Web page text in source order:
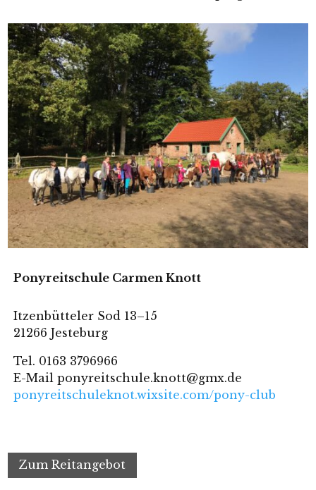
Ponyreitschule Carmen Knott
Itzenbütteler Sod 13–15
21266 Jesteburg
Tel. 0163 3796966
E-Mail ponyreitschule.knott@gmx.de
ponyreitschuleknot.wixsite.com/pony-club
Zum Reitangebot